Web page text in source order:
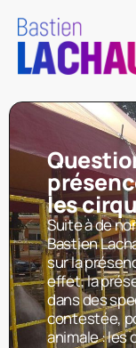
les
Suite à de
Bastien
sur la
effet, la
dans des
contestée,
animale : les